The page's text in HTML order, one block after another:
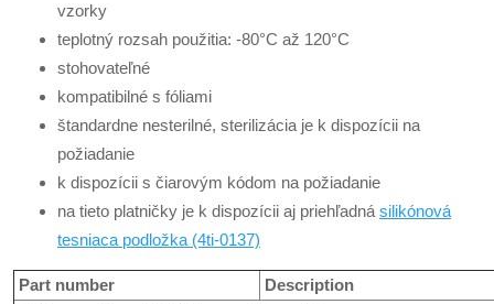
vzorky
teplotný rozsah použitia: -80°C až 120°C
stohovateľné
kompatibilné s fóliami
štandardne nesterilné, sterilizácia je k dispozícii na
požiadanie
k dispozícii s čiarovým kódom na požiadanie
na tieto platničky je k dispozícii aj priehľadná silikónová
tesniaca podložka (4ti-0137)
Part number
Description